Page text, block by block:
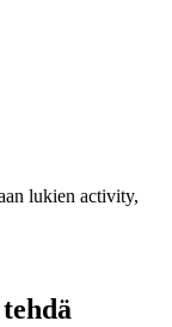
lukien activity,